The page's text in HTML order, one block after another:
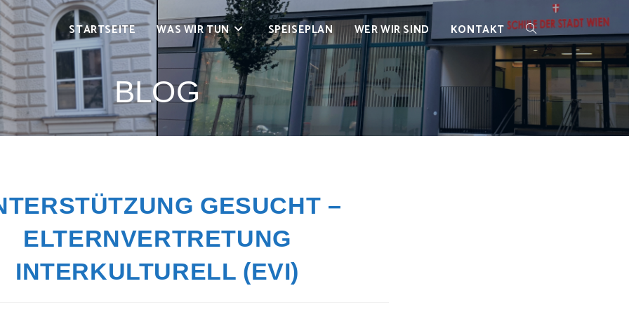
STARTSEITE WAS WIR TUN SPEISEPLAN WER WIR SIND KONTAKT WEBSITE-
BLOG
GESUCHT –
ELTERNVERTRETUNG
INTERKULTURELL (EVI)